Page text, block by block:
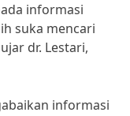
informasi
suka mencari
dr. Lestari,
informasi